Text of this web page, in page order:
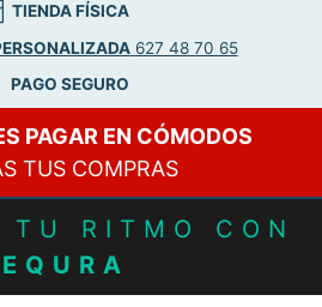
TIENDA FÍSICA
627 48 70 65
PAGO SEGURO
PAGAR EN CÓMODOS
TUS COMPRAS
TU RITMO CON